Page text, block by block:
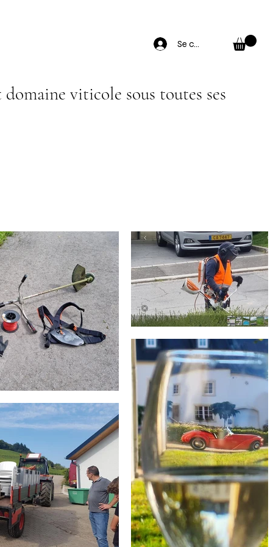
Se connecter
viticole sous toutes ses